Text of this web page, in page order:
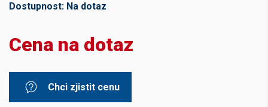
Dostupnost: Na dotaz
Cena na dotaz
Chci zjistit cenu